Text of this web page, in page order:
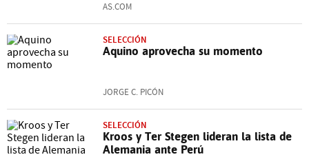
AS.COM
SELECCIÓN
Aquino aprovecha su momento
JORGE C. PICÓN
SELECCIÓN
Kroos y Ter Stegen lideran la lista de
Alemania ante Perú